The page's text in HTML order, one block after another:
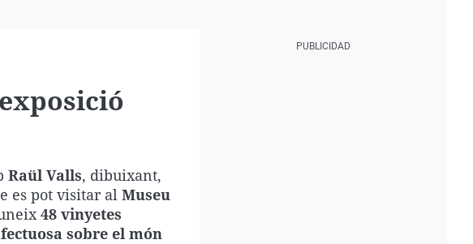
Raül Valls, dibuixant,
es pot visitar al Museu
48 vinyetes
sobre el món